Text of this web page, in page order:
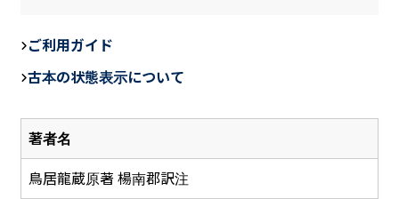
著者名
鳥居龍蔵原著 楊南郡訳注
e
b
o
o
k
ご利用ガイド
古本の状態表示について